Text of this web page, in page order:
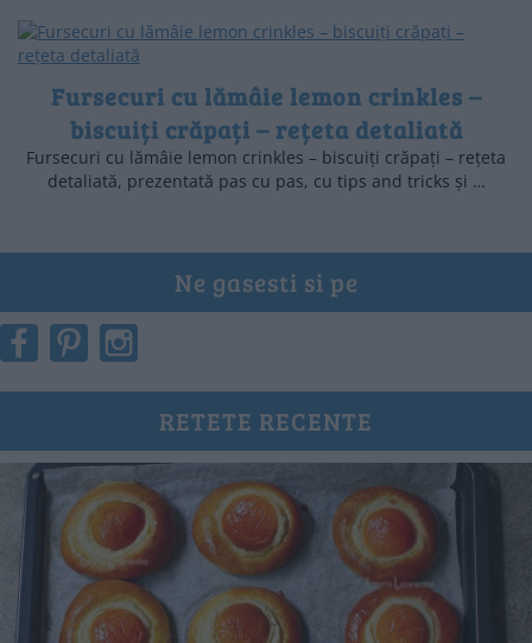
Fursecuri cu lămâie lemon crinkles –
biscuiți crăpați – rețeta detaliată
Fursecuri cu lămâie lemon crinkles – biscuiți crăpați – rețeta
detaliată, prezentată pas cu pas, cu tips and tricks și …
Ne gasesti si pe
RETETE RECENTE